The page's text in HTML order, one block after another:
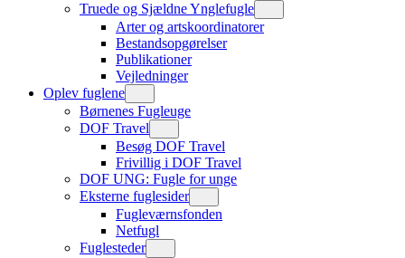
Truede og Sjældne Ynglefugle
Arter og artskoordinatorer
Bestandsopgørelser
Publikationer
Vejledninger
Oplev fuglene
Børnenes Fugleuge
DOF Travel
Besøg DOF Travel
Frivillig i DOF Travel
DOF UNG: Fugle for unge
Eksterne fuglesider
Fugleværnsfonden
Netfugl
Fuglesteder